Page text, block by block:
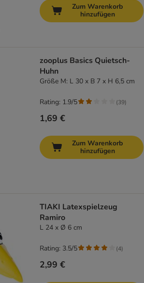
Zum Warenkorb
hinzufügen
zooplus Basics Quietsch-
Huhn
Größe M: L 30 x B 7 x H 6,5 cm
1,69 €
Rating: 1.9/5 (39)
Zum Warenkorb
hinzufügen
TIAKI Latexspielzeug
Ramiro
L 24 x Ø 6 cm
2,99 €
Rating: 3.5/5 (4)